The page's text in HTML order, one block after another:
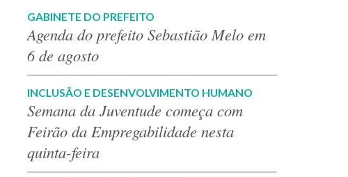
GABINETE DO PREFEITO
Agenda do prefeito Sebastião Melo em
6 de agosto
INCLUSÃO E DESENVOLVIMENTO HUMANO
Semana da Juventude começa com
Feirão da Empregabilidade nesta
quinta-feira